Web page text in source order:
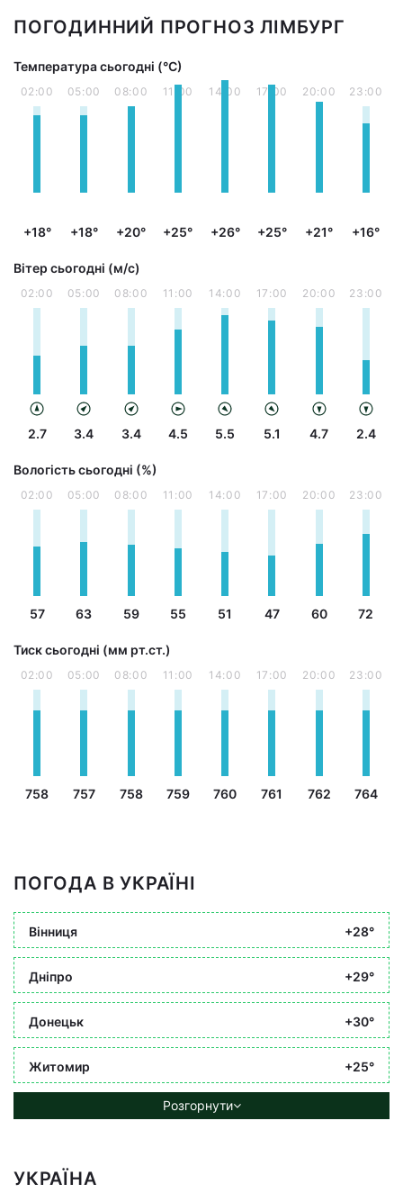
ПОГОДИННИЙ ПРОГНОЗ ЛІМБУРГ
Температура сьогодні (°С)
02:00
+18°
05:00
+18°
08:00
+20°
11:00
+25°
14:00
+26°
17:00
+25°
20:00
+21°
23:00
+16°
Вітер сьогодні (м/с)
02:00
2.7
05:00
3.4
08:00
3.4
11:00
4.5
14:00
5.5
17:00
5.1
20:00
4.7
23:00
2.4
Вологість сьогодні (%)
02:00
57
05:00
63
08:00
59
11:00
55
14:00
51
17:00
47
20:00
60
23:00
72
Тиск сьогодні (мм рт.ст.)
02:00
758
05:00
757
08:00
758
11:00
759
14:00
760
17:00
761
20:00
762
23:00
764
ПОГОДА В УКРАЇНІ
Вінниця +28°
Дніпро +29°
Донецьк +30°
Житомир +25°
Розгорнути
УКРАЇНА